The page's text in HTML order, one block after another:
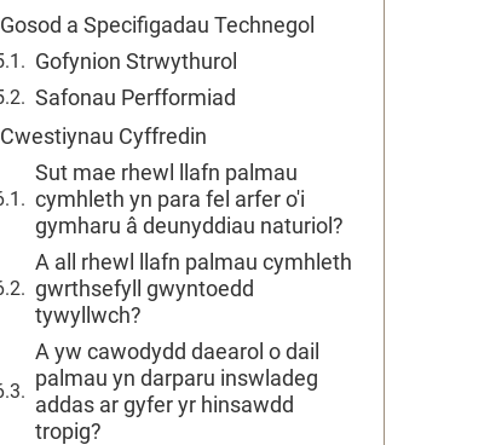
Gosod a Specifigadau Technegol
Gofynion Strwythurol
Safonau Perfformiad
Cwestiynau Cyffredin
Sut mae rhewl llafn palmau
cymhleth yn para fel arfer o'i
gymharu â deunyddiau naturiol?
A all rhewl llafn palmau cymhleth
gwrthsefyll gwyntoedd
tywyllwch?
A yw cawodydd daearol o dail
palmau yn darparu inswladeg
addas ar gyfer yr hinsawdd
tropig?